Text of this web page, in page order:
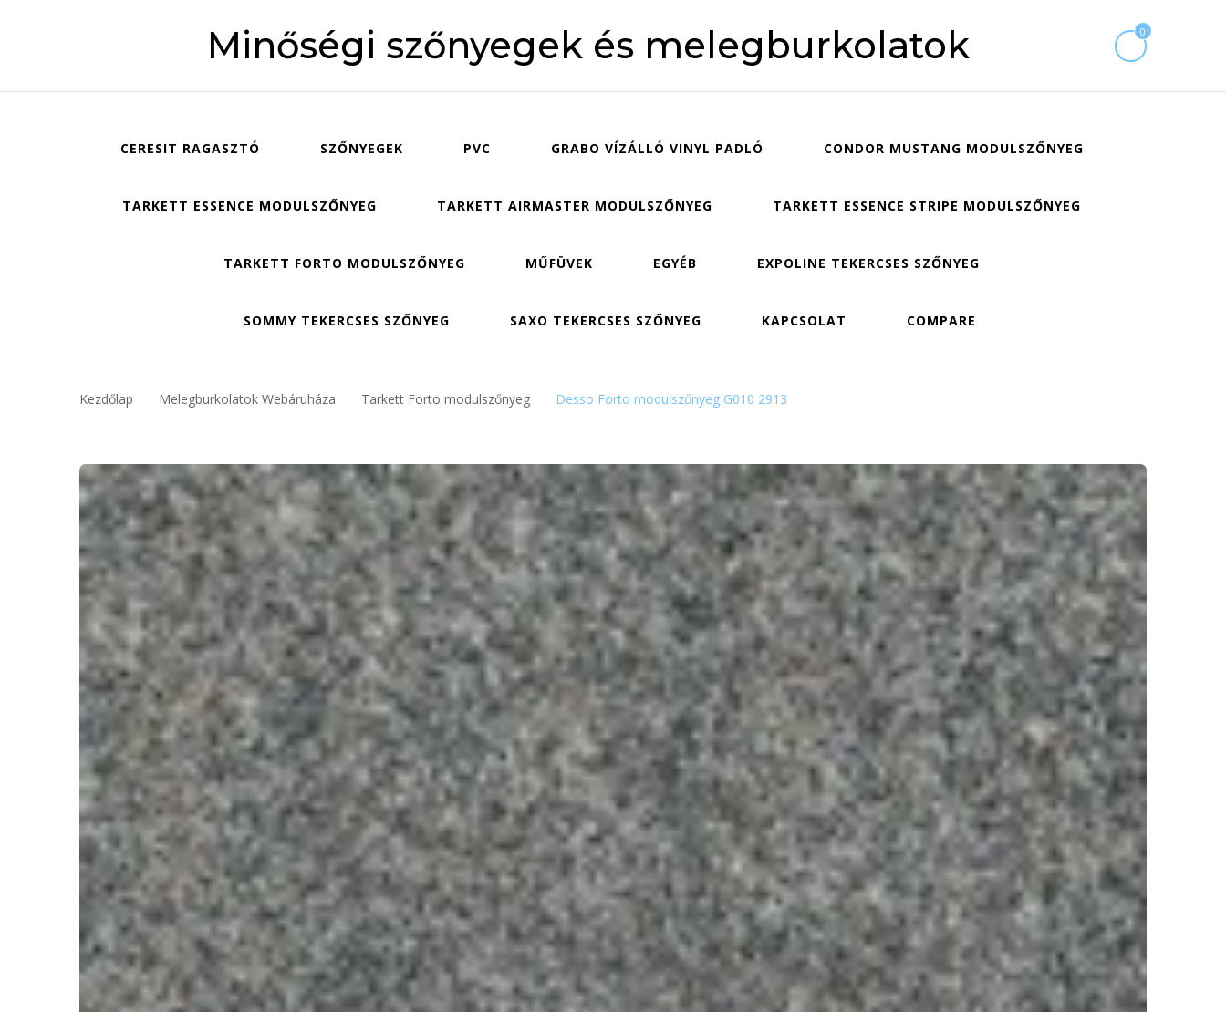
Minőségi szőnyegek és melegburkolatok 0
CERESIT RAGASZTÓ SZŐNYEGEK PVC GRABO VÍZÁLLÓ VINYL PADLÓ CONDOR MUSTANG MODULSZŐNYEG
TARKETT ESSENCE MODULSZŐNYEG TARKETT AIRMASTER MODULSZŐNYEG TARKETT ESSENCE STRIPE MODULSZŐNYEG
TARKETT FORTO MODULSZŐNYEG MŰFÜVEK EGYÉB EXPOLINE TEKERCSES SZŐNYEG
SOMMY TEKERCSES SZŐNYEG SAXO TEKERCSES SZŐNYEG KAPCSOLAT COMPARE
Kezdőlap Melegburkolatok Webáruháza Tarkett Forto modulszőnyeg Desso Forto modulszőnyeg G010 2913